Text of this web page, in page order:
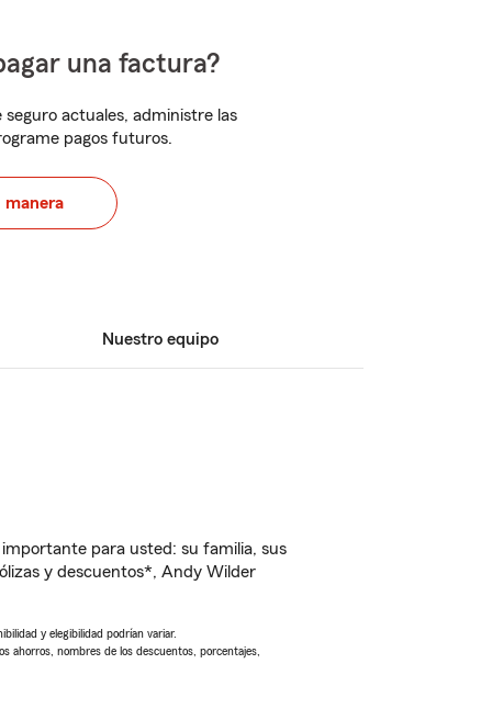
una factura?
actuales, administre las
pagos futuros.
manera
Nuestro equipo
para usted: su familia, sus
y descuentos*, Andy Wilder
y elegibilidad podrían variar.
ahorros, nombres de los descuentos, porcentajes,